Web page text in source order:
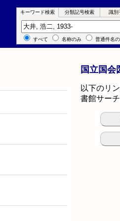
キーワード検索 分類記号検索 識別
キーワード検索
すべて 名称のみ 普通件名
国立国会
以下のリ
書館サー